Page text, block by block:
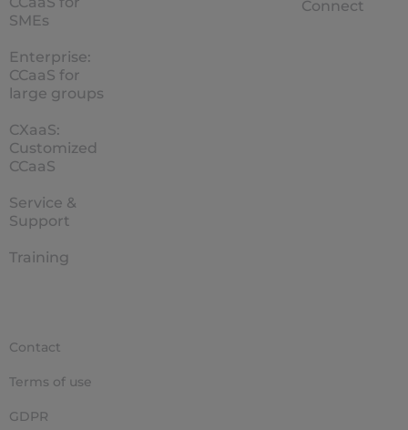
SMEs
Enterprise:
CCaaS for
large groups
CXaaS:
Customized
CCaaS
Service &
Support
Training
Connect
Contact
Terms of use
GDPR